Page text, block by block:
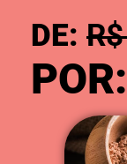
DE:
POR: